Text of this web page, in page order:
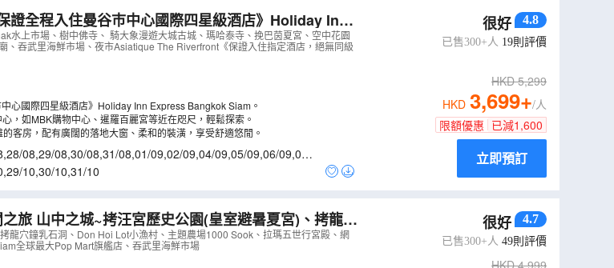
證全程入住曼谷巿中心國際四星級酒店》Holiday Inn
）
水上市場、樹中佛寺、 騎大象漫遊大城古城、瑪哈泰寺、挽巴茵夏宮、空中花園
、吞武里海鮮市場、夜市Asiatique The Riverfront《保證入住指定酒店，絕無同級
心國際四星級酒店》Holiday Inn Express Bangkok Siam。
，如MBK購物中心、暹羅百麗宮等近在咫尺，輕鬆探索。
客房，配有廣闊的落地大窗、柔和的裝潢，享受舒適悠閒。
,28/08,29/08,30/08,31/08,01/09,02/09,04/09,05/09,06/09,07/0
,29/10,30/10,31/10
很好 4.8
已售300+人 19則評價
HKD5,299
HKD 3,699+/人
限額優惠 已減1,600
立即預訂
旅 山中之城~拷汪宮歷史公園(皇室避暑夏宮)、拷龍穴
主題農場1000 Sook、拉瑪五世行宮殿、吞武里海鮮
龍穴鐘乳石洞、Don Hoi Lot小漁村、主題農場1000 Sook、拉瑪五世行宮殿、網
全球最大Pop Mart旗艦店、吞武里海鮮市場
很好 4.7
已售300+人 49則評價
HKD4,999